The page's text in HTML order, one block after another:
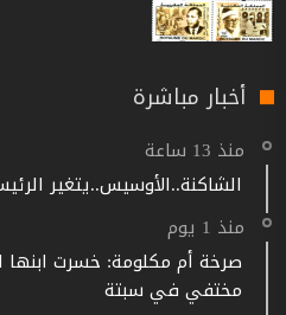
أخبار مباشرة
منذ 13 ساعة
الشاكنة..الأوسيس..يتغير
منذ 1 يوم
صرخة أم مكلومة: خسرت ابنها
مختفي في سبتة